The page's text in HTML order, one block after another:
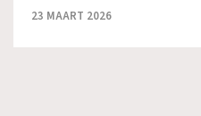
23 MAART 2026